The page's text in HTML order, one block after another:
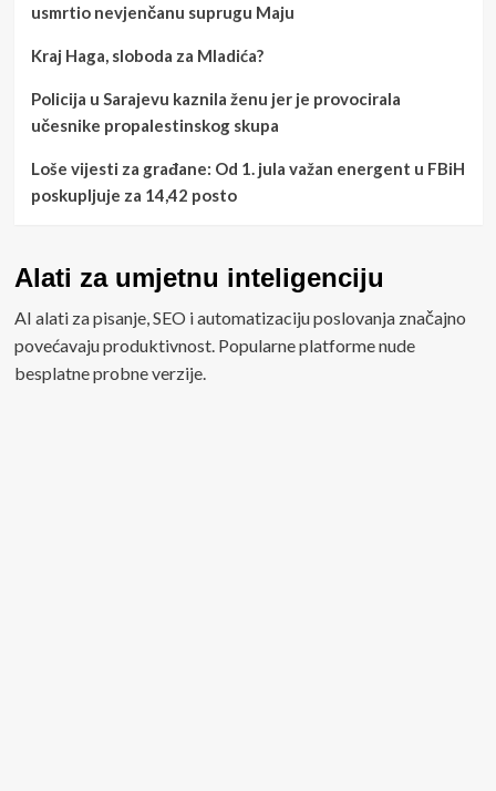
usmrtio nevjenčanu suprugu Maju
Kraj Haga, sloboda za Mladića?
Policija u Sarajevu kaznila ženu jer je provocirala
učesnike propalestinskog skupa
Loše vijesti za građane: Od 1. jula važan energent u FBiH
poskupljuje za 14,42 posto
Alati za umjetnu inteligenciju
AI alati za pisanje, SEO i automatizaciju poslovanja značajno
povećavaju produktivnost. Popularne platforme nude
besplatne probne verzije.